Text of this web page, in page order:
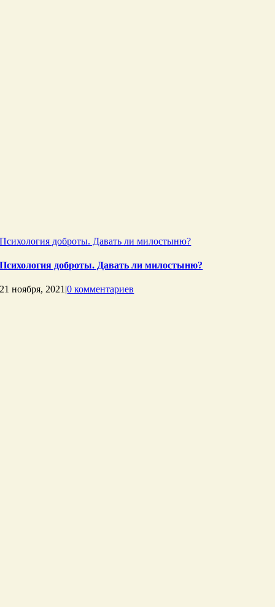
Психология доброты. Давать ли милостыню?
Психология доброты. Давать ли милостыню?
21 ноября, 2021 |0 комментариев